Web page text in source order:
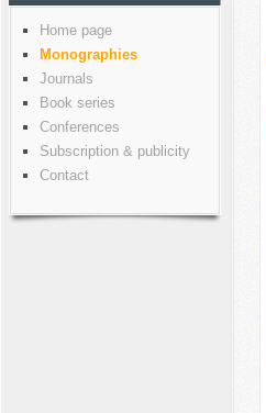
Home page
Monographies
Journals
Book series
Conferences
Subscription & publicity
Contact